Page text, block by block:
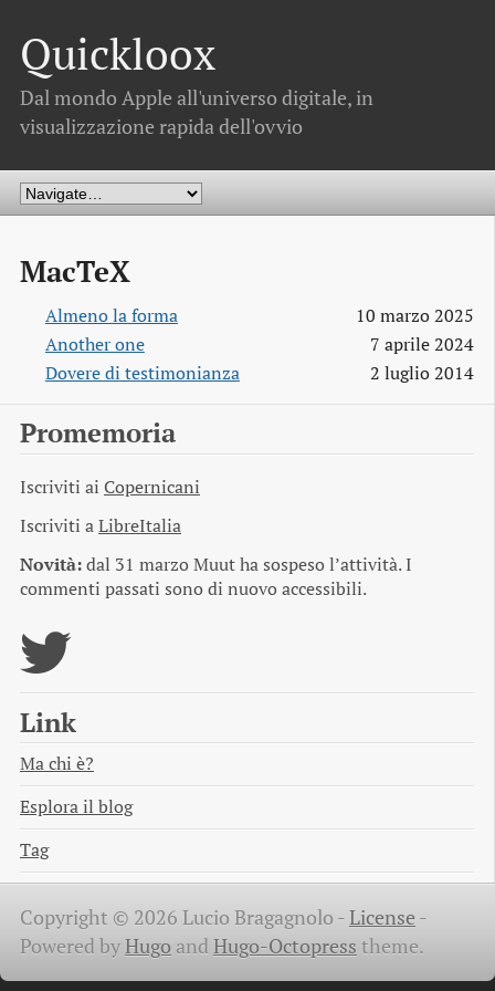
Quickloox
Dal mondo Apple all'universo digitale, in
visualizzazione rapida dell'ovvio
MacTeX
Almeno la forma
10 marzo 2025
Another one
7 aprile 2024
Dovere di testimonianza
2 luglio 2014
Promemoria
Iscriviti ai Copernicani
Iscriviti aLibreItalia
Novità:dal 31 marzo Muut ha sospeso l’attività. I
commenti passati sono di nuovo accessibili.
Link
Ma chi è?
Esplora il blog
Tag
Copyright © 2026 Lucio Bragagnolo -License -
Powered byHugo and Hugo-Octopress theme.